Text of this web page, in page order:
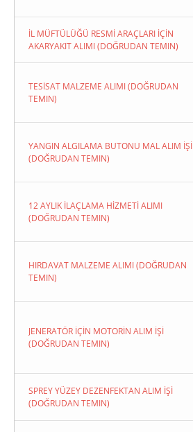
İL MÜFTÜLÜĞÜ RESMİ ARAÇLARI İÇİN
AKARYAKIT ALIMI (DOĞRUDAN TEMIN)
TESİSAT MALZEME ALIMI (DOĞRUDAN
TEMIN)
YANGIN ALGILAMA BUTONU MAL ALIM İŞİ
(DOĞRUDAN TEMIN)
12 AYLIK İLAÇLAMA HİZMETİ ALIMI
(DOĞRUDAN TEMIN)
HIRDAVAT MALZEME ALIMI (DOĞRUDAN
TEMIN)
JENERATÖR İÇİN MOTORİN ALIM İŞİ
(DOĞRUDAN TEMIN)
SPREY YÜZEY DEZENFEKTAN ALIM İŞİ
(DOĞRUDAN TEMIN)